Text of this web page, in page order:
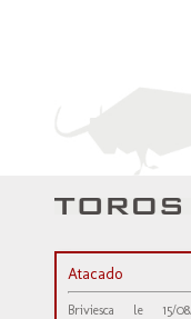
Atacado
Briviesca le 15/